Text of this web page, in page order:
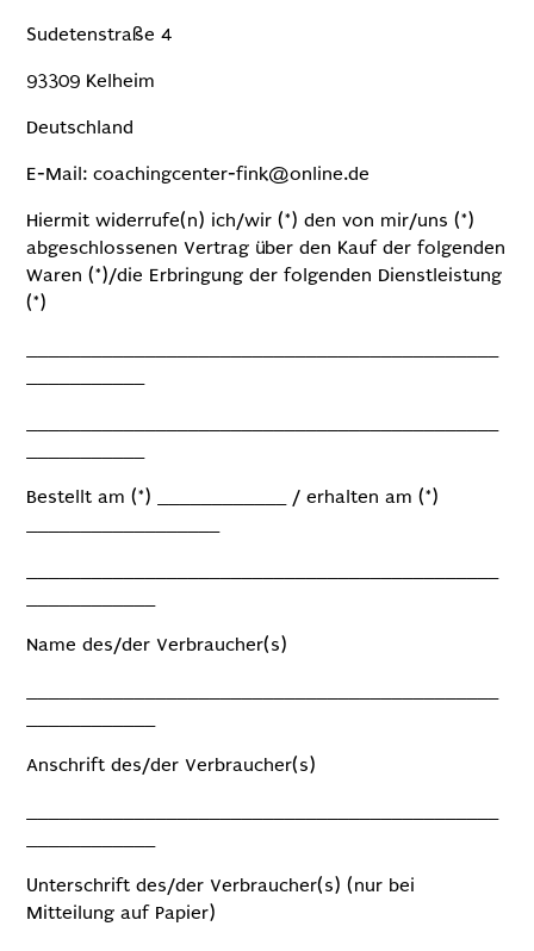
Sudetenstraße 4
93309 Kelheim
Deutschland
E-Mail: coachingcenter-fink@online.de
Hiermit widerrufe(n) ich/wir (*) den von mir/uns (*)
abgeschlossenen Vertrag über den Kauf der folgenden
Waren (*)/die Erbringung der folgenden Dienstleistung
(*)
Bestellt am (*) ____________ / erhalten am (*)
Name des/der Verbraucher(s)
Anschrift des/der Verbraucher(s)
Unterschrift des/der Verbraucher(s) (nur bei
Mitteilung auf Papier)